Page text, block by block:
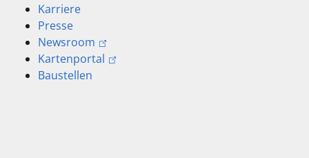
Karriere
Presse
Newsroom
Kartenportal
Baustellen